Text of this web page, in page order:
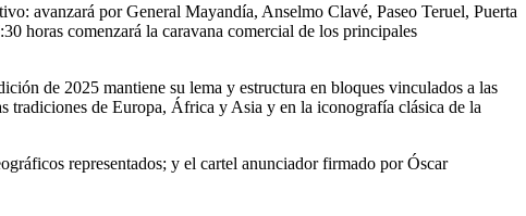
avanzará por General Mayandía, Anselmo Clavé, Paseo Teruel, Puerta
horas comenzará la caravana comercial de los principales
de 2025 mantiene su lema y estructura en bloques vinculados a las
tradiciones de Europa, África y Asia y en la iconografía clásica de la
representados; y el cartel anunciador firmado por Óscar